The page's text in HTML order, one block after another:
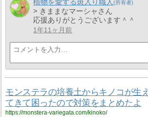
植物を愛する斑入り職人
> きままなマーシャさん
応援ありがとうございます＾＾
1年11ヶ月前
モンステラの培養土からキノコが生え
てきて困ったので対策をまとめたよ
https://monstera-variegata.com/kinoko/